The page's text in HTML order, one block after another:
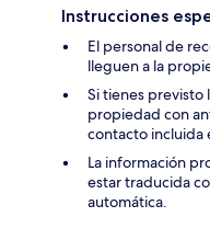
Instrucciones
El personal de
lleguen a la
Si tienes previsto
propiedad con
contacto incluida
La información
estar traducida
automática.